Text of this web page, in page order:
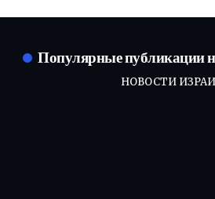
Популярные публикации
НОВОСТИ